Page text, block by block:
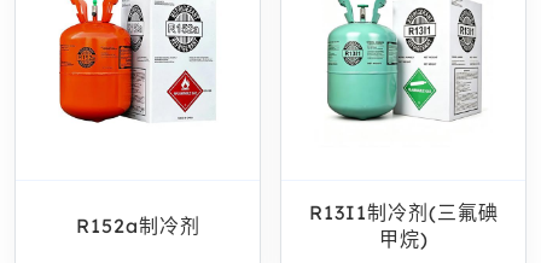
R152a制冷剂
R13I1制冷剂(三氟碘
甲烷)